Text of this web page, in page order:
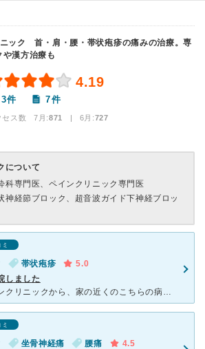
ック 首・肩・腰・帯状疱疹の痛みの治療。専
や漢方治療も
4.19
3件 7件
セス数 7月:871 | 6月:727
について
科専門医、ペインクリニック専門医
神経節ブロック、超音波ガイド下神経ブロッ
帯状疱疹
5.0
しました
前に通っていたペインクリニックから、家の近くのこちらの病院に行くことにしました。 経緯としては、前の病院がスピード重視の診察で、どこに効くのかわからない筋肉注射を毎週打っており、めまいや吐き気などの
坐骨神経痛 腰痛
4.5